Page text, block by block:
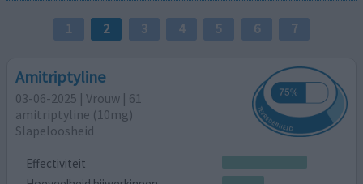
1 2 3 4 5 6 7
Amitriptyline
03-06-2025 | Vrouw | 61
amitriptyline (10mg)
Slapeloosheid
Effectiviteit